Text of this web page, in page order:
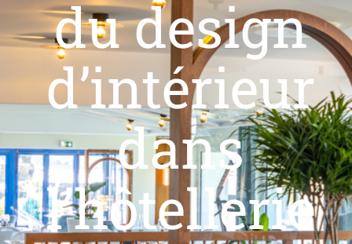
Livres blancs
du design
d’intérieur
dans
l’hôtellerie